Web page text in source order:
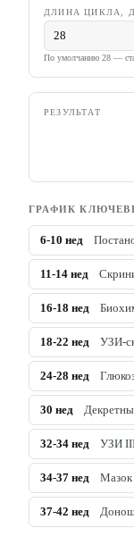
ДЛИНА ЦИКЛА,
По умолчанию 28 —
РЕЗУЛЬТАТ
ГРАФИК
6-10 нед
11-14 нед
16-18 нед
18-22 нед УЗИ-
24-28 нед
30 нед
32-34 нед УЗИ III
34-37 нед Мазок
37-42 нед